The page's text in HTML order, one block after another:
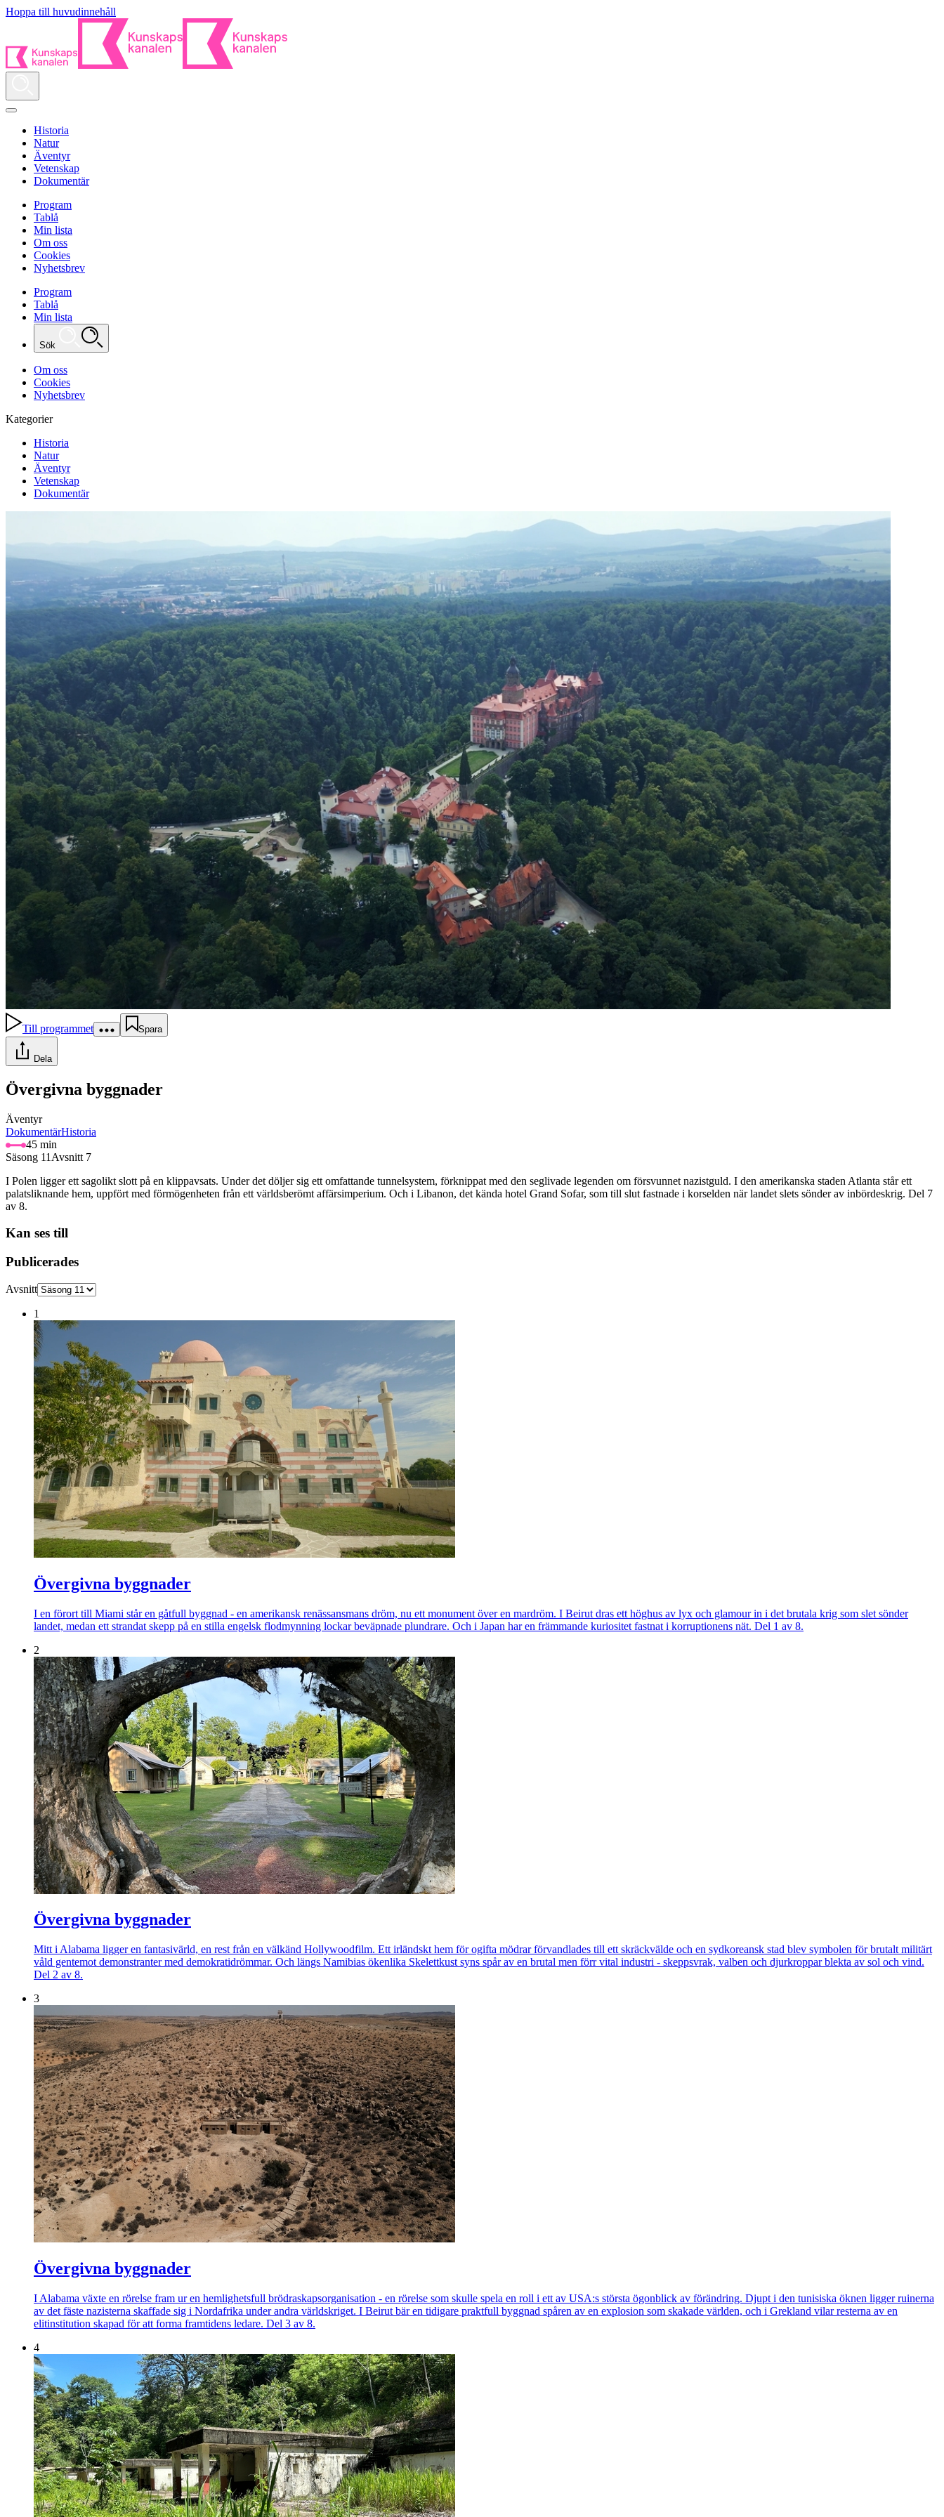
Hoppa till huvudinnehåll
Historia
Natur
Äventyr
Vetenskap
Dokumentär
Program
Tablå
Min lista
Om oss
Cookies
Nyhetsbrev
Program
Tablå
Min lista
Sök
Om oss
Cookies
Nyhetsbrev
Kategorier
Historia
Natur
Äventyr
Vetenskap
Dokumentär
Till programmet Spara
Dela
Övergivna byggnader
Äventyr
DokumentärHistoria
45 min
Säsong 11 Avsnitt 7
I Polen ligger ett sagolikt slott på en klippavsats. Under det döljer sig ett omfattande tunnelsystem, förknippat med den seglivade legenden om försvunnet nazistguld. I den amerikanska staden Atlanta står ett
palatsliknande hem, uppfört med förmögenheten från ett världsberömt affärsimperium. Och i Libanon, det kända hotel Grand Sofar, som till slut fastnade i korselden när landet slets sönder av inbördeskrig. Del 7
av 8.
Kan ses till
Publicerades
Avsnitt
1
Övergivna byggnader
I en förort till Miami står en gåtfull byggnad - en amerikansk renässansmans dröm, nu ett monument över en mardröm. I Beirut dras ett höghus av lyx och glamour in i det brutala krig som slet sönder
landet, medan ett strandat skepp på en stilla engelsk flodmynning lockar beväpnade plundrare. Och i Japan har en främmande kuriositet fastnat i korruptionens nät. Del 1 av 8.
2
Övergivna byggnader
Mitt i Alabama ligger en fantasivärld, en rest från en välkänd Hollywoodfilm. Ett irländskt hem för ogifta mödrar förvandlades till ett skräckvälde och en sydkoreansk stad blev symbolen för brutalt militärt
våld gentemot demonstranter med demokratidrömmar. Och längs Namibias ökenlika Skelettkust syns spår av en brutal men förr vital industri - skeppsvrak, valben och djurkroppar blekta av sol och vind.
Del 2 av 8.
3
Övergivna byggnader
I Alabama växte en rörelse fram ur en hemlighetsfull brödraskapsorganisation - en rörelse som skulle spela en roll i ett av USA:s största ögonblick av förändring. Djupt i den tunisiska öknen ligger ruinerna
av det fäste nazisterna skaffade sig i Nordafrika under andra världskriget. I Beirut bär en tidigare praktfull byggnad spåren av en explosion som skakade världen, och i Grekland vilar resterna av en
elitinstitution skapad för att forma framtidens ledare. Del 3 av 8.
4